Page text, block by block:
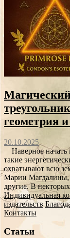
геометрия
20.10.2025
Наверное
такие
охватывают всю
Марии Магдалины,
другие. В
Индивидуальная
издательств
Контакты
Статьи